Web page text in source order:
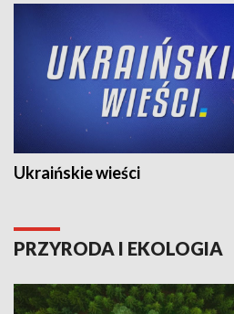
Ukraińskie wieści
PRZYRODA I EKOLOGIA